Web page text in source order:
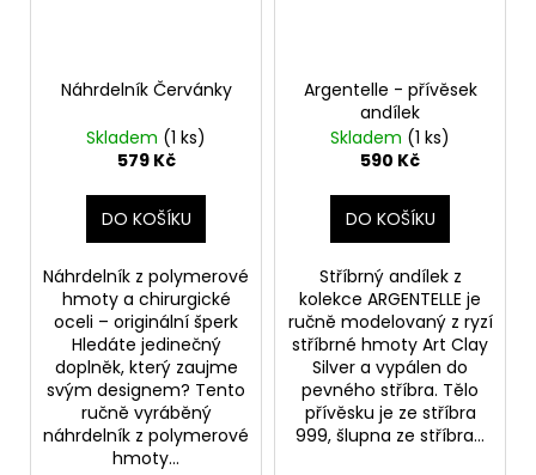
Náhrdelník Červánky
Skladem (1 ks)
579 Kč
DO KOŠÍKU
Náhrdelník z polymerové
hmoty a chirurgické
oceli – originální šperk
Hledáte jedinečný
doplněk, který zaujme
svým designem? Tento
ručně vyráběný
náhrdelník z polymerové
hmoty...
Argentelle - přívěsek
andílek
Skladem (1 ks)
590 Kč
DO KOŠÍKU
Stříbrný andílek z
kolekce ARGENTELLE je
ručně modelovaný z ryzí
stříbrné hmoty Art Clay
Silver a vypálen do
pevného stříbra. Tělo
přívěsku je ze stříbra
999, šlupna ze stříbra...